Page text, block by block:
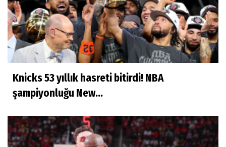
Knicks 53 yıllık hasreti bitirdi! NBA
şampiyonluğu New...